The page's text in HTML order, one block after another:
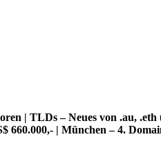
| TLDs – Neues von .au,
| München – 4.